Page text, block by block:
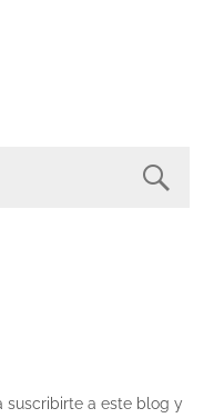
suscribirte a este blog y